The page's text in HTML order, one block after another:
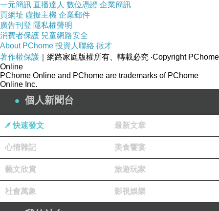
一元簡訊 直播達人 數位憑證 企業簡訊
買網址 虛擬主機 企業郵件
廣告刊登 隱私權聲明
消費者保護 兒童網路安全
About PChome 投資人聯絡 徵才
著作權保護 ｜網路家庭版權所有、轉載必究 ‧Copyright PChome
Online
PChome Online and PChome are trademarks of PChome
Online Inc.
個人新聞台
快速發文 最新文章
心情雜記 美食饗宴
藝文欣賞 旅遊玩家
社會萬象 影視娛樂